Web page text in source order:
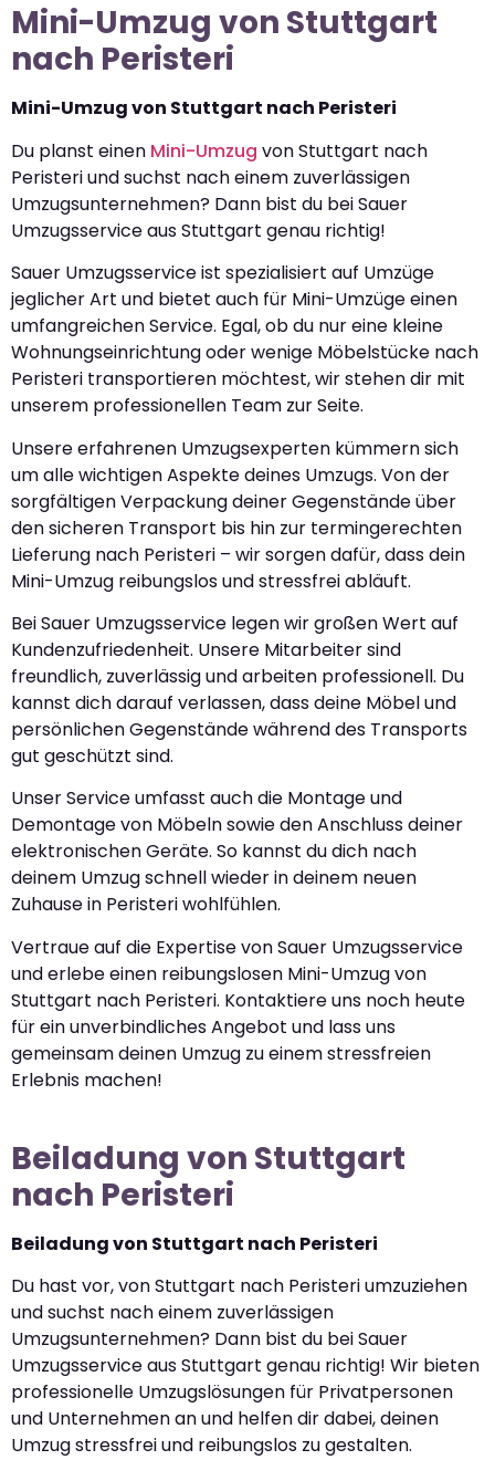
Mini-Umzug von Stuttgart
nach Peristeri
Mini-Umzug von Stuttgart nach Peristeri
Du planst einen Mini-Umzug von Stuttgart nach
Peristeri und suchst nach einem zuverlässigen
Umzugsunternehmen? Dann bist du bei Sauer
Umzugsservice aus Stuttgart genau richtig!
Sauer Umzugsservice ist spezialisiert auf Umzüge
jeglicher Art und bietet auch für Mini-Umzüge einen
umfangreichen Service. Egal, ob du nur eine kleine
Wohnungseinrichtung oder wenige Möbelstücke nach
Peristeri transportieren möchtest, wir stehen dir mit
unserem professionellen Team zur Seite.
Unsere erfahrenen Umzugsexperten kümmern sich
um alle wichtigen Aspekte deines Umzugs. Von der
sorgfältigen Verpackung deiner Gegenstände über
den sicheren Transport bis hin zur termingerechten
Lieferung nach Peristeri – wir sorgen dafür, dass dein
Mini-Umzug reibungslos und stressfrei abläuft.
Bei Sauer Umzugsservice legen wir großen Wert auf
Kundenzufriedenheit. Unsere Mitarbeiter sind
freundlich, zuverlässig und arbeiten professionell. Du
kannst dich darauf verlassen, dass deine Möbel und
persönlichen Gegenstände während des Transports
gut geschützt sind.
Unser Service umfasst auch die Montage und
Demontage von Möbeln sowie den Anschluss deiner
elektronischen Geräte. So kannst du dich nach
deinem Umzug schnell wieder in deinem neuen
Zuhause in Peristeri wohlfühlen.
Vertraue auf die Expertise von Sauer Umzugsservice
und erlebe einen reibungslosen Mini-Umzug von
Stuttgart nach Peristeri. Kontaktiere uns noch heute
für ein unverbindliches Angebot und lass uns
gemeinsam deinen Umzug zu einem stressfreien
Erlebnis machen!
Beiladung von Stuttgart
nach Peristeri
Beiladung von Stuttgart nach Peristeri
Du hast vor, von Stuttgart nach Peristeri umzuziehen
und suchst nach einem zuverlässigen
Umzugsunternehmen? Dann bist du bei Sauer
Umzugsservice aus Stuttgart genau richtig! Wir bieten
professionelle Umzugslösungen für Privatpersonen
und Unternehmen an und helfen dir dabei, deinen
Umzug stressfrei und reibungslos zu gestalten.